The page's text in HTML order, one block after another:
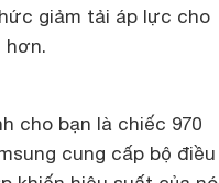
giảm tải áp lực cho
hơn.
cho bạn là chiếc 970
cung cấp bộ điều